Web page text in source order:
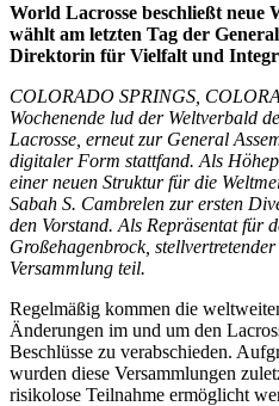
World Lacrosse beschließt neue
wählt am letzten Tag der
Direktorin für Vielfalt und
COLORADO SPRINGS,
Wochenende lud der Weltverbald
Lacrosse, erneut zur General
digitaler Form stattfand. Als
einer neuen Struktur für die
Sabah S. Cambrelen zur ersten
den Vorstand. Als Repräsentat für
Großehagenbrock,
Versammlung teil.
Regelmäßig kommen die
Änderungen im und um den
Beschlüsse zu verabschieden.
wurden diese Versammlungen
risikolose Teilnahme ermöglicht